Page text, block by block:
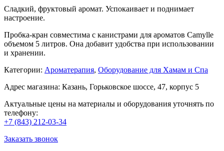
Сладкий, фруктовый аромат. Успокаивает и поднимает
настроение.
Пробка-кран совместима с канистрами для ароматов Camylle
объемом 5 литров. Она добавит удобства при использовании
и хранении.
Категории: Ароматерапия, Оборудование для Хамам и Спа
Адрес магазина: Казань, Горьковское шоссе, 47, корпус 5
Актуальные цены на материалы и оборудования уточнять по
телефону:
+7 (843) 212-03-34
Заказать звонок